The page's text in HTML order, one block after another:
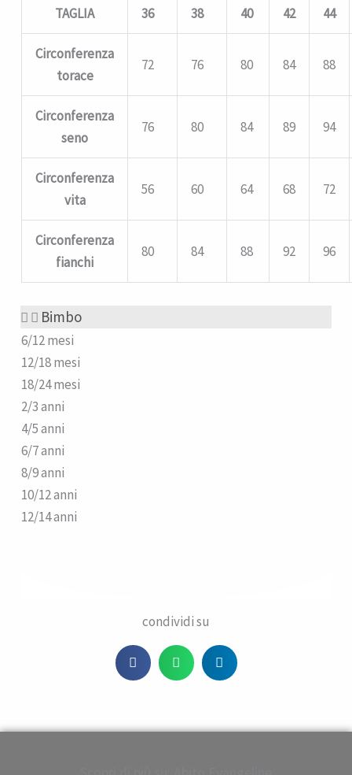
TAGLIA 36 38 40 42 44
Circonferenza
torace
72 76 80 84 88
Circonferenza
seno
76 80 84 89 94
Circonferenza
vita
56 60 64 68 72
Circonferenza
fianchi
80 84 88 92 96
Bimbo
6/12 mesi
12/18 mesi
18/24 mesi
2/3 anni
4/5 anni
6/7 anni
8/9 anni
10/12 anni
12/14 anni
condividi su